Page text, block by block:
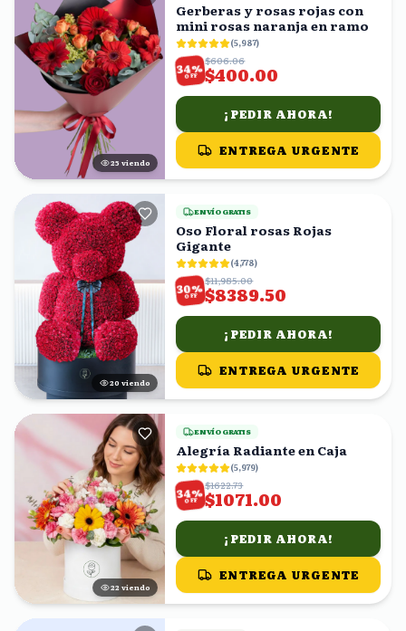
25 viendo
Gerberas y rosas rojas con
mini rosas naranja en ramo
(5,987)
34%
OFF
$606.06
$400.00
¡PEDIR AHORA!
ENTREGA URGENTE
19 viendo
ENVÍO GRATIS
Oso Floral rosas Rojas
Gigante
(4,778)
30%
OFF
$11,985.00
$8389.50
¡PEDIR AHORA!
ENTREGA URGENTE
21 viendo
ENVÍO GRATIS
Alegría Radiante en Caja
(5,979)
34%
OFF
$1622.73
$1071.00
¡PEDIR AHORA!
ENTREGA URGENTE